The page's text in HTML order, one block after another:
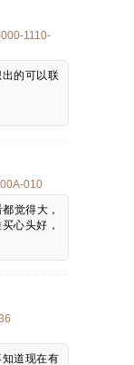
1110-
的可以联
010
觉得大，
心头好，
道现在有